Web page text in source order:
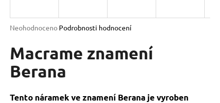
Průměrné
produktu
je
0,0
hvězdiček.
Neohodnoceno Podrobnosti hodnocení
Macrame znamení
Berana
Tento náramek ve znamení Berana je vyroben
j
t
?